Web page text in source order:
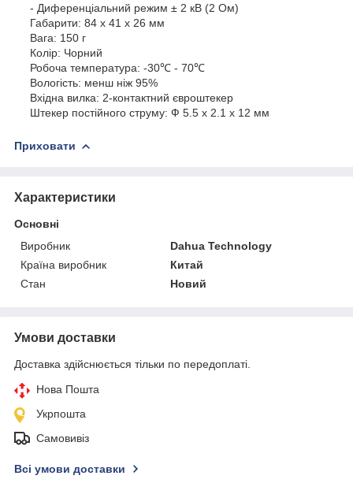
- Диференціальний режим ± 2 кВ (2 Ом)
Габарити: 84 x 41 x 26 мм
Вага: 150 г
Колір: Чорний
Робоча температура: -30℃ - 70℃
Вологість: менш ніж 95%
Вхідна вилка: 2-контактний євроштекер
Штекер постійного струму: Ф 5.5 х 2.1 х 12 мм
Приховати
Характеристики
Основні
Виробник
Dahua Technology
Країна виробник
Китай
Стан
Новий
Умови доставки
Доставка здійснюється тільки по передоплаті.
Нова Пошта
Укрпошта
Самовивіз
Всі умови доставки